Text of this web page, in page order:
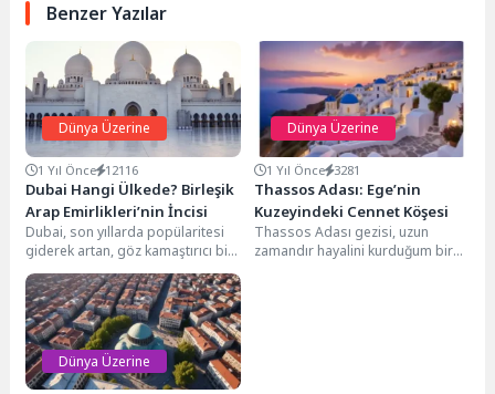
Benzer Yazılar
Dünya Üzerine
1 Yıl Önce 12116
Dubai Hangi Ülkede? Birleşik
Arap Emirlikleri’nin İncisi
Dubai, son yıllarda popülaritesi
giderek artan, göz kamaştırıcı bir
şehir. Peki, bu modern metropol
tam...
Dünya Üzerine
1 Yıl Önce 3281
Thassos Adası: Ege’nin
Kuzeyindeki Cennet Köşesi
Thassos Adası gezisi, uzun
zamandır hayalini kurduğum bir
Dünya Üzerine